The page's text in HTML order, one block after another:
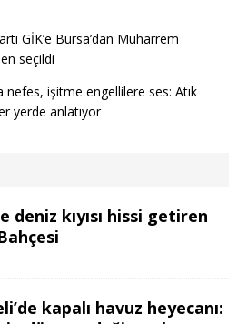
GİK’e Bursa’dan Muharrem
seçildi
nefes, işitme engellilere ses: Atık
yerde anlatıyor
deniz kıyısı hissi getiren
kapalı havuz heyecanı: